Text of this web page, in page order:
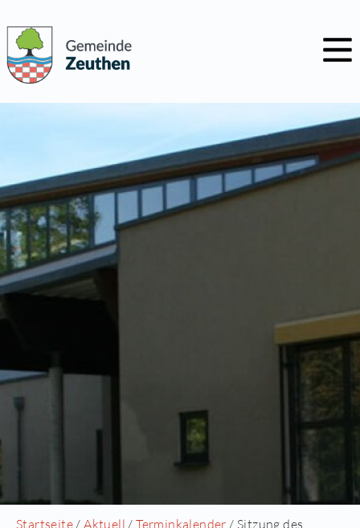
Startseite /Aktuell /Terminkalender / Sitzung des